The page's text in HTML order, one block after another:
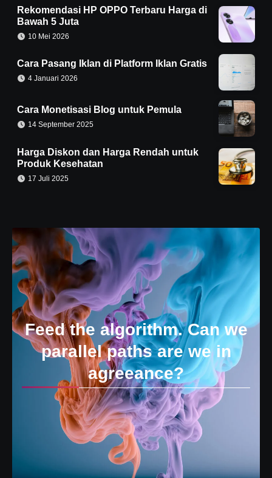
Rekomendasi HP OPPO Terbaru Harga di
Bawah 5 Juta
10 Mei 2026
Cara Pasang Iklan di Platform Iklan Gratis
4 Januari 2026
Cara Monetisasi Blog untuk Pemula
14 September 2025
Harga Diskon dan Harga Rendah untuk
Produk Kesehatan
17 Juli 2025
Feed the algorithm. Can we
parallel paths are we in
agreeance?